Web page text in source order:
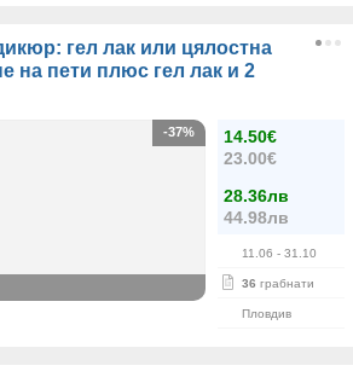
гел лак или цялостна
на пети плюс гел лак и 2
14.50€
23.00€
28.36лв
44.98лв
11.06 - 31.10
36 грабнати
Пловдив
-37%